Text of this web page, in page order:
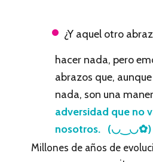
¿Y aquel otro
hacer nada, pero
abrazos que,
nada, son una
adversidad que no
nosotros. (◡‿◡✿)
Millones de años de